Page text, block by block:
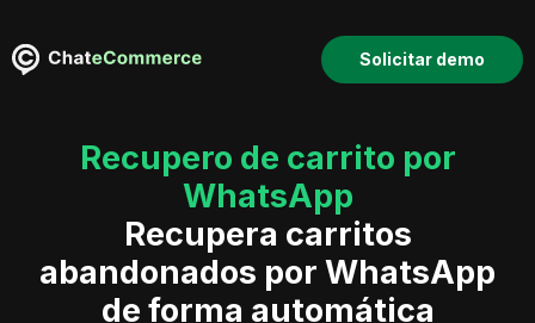
Solicitar demo
Recupero de carrito por
WhatsApp
Recupera carritos
abandonados por WhatsApp
de forma automática